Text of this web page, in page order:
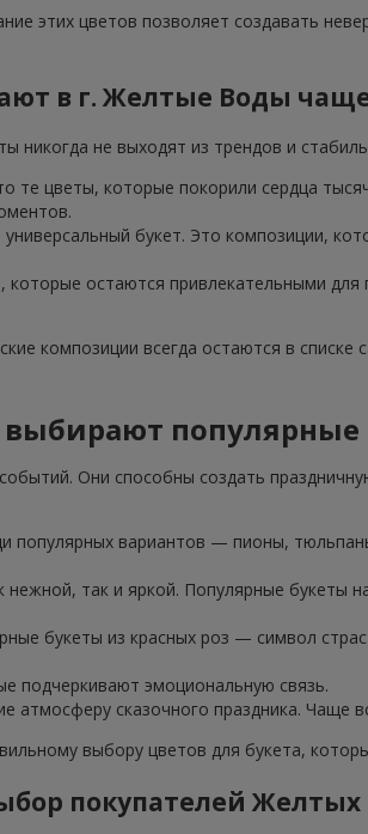
этих цветов позволяет создавать
в г. Желтые Воды чаще
никогда не выходят из трендов и
цветы, которые покорили сердца
букет. Это композиции,
остаются привлекательными для
композиции всегда остаются в
популярные
Они способны создать
популярных вариантов — пионы,
так и яркой. Популярные букеты
букеты из красных роз — символ
подчеркивают эмоциональную связь.
сказочного праздника. Чаще
выбору цветов для букета,
покупателей Желтых